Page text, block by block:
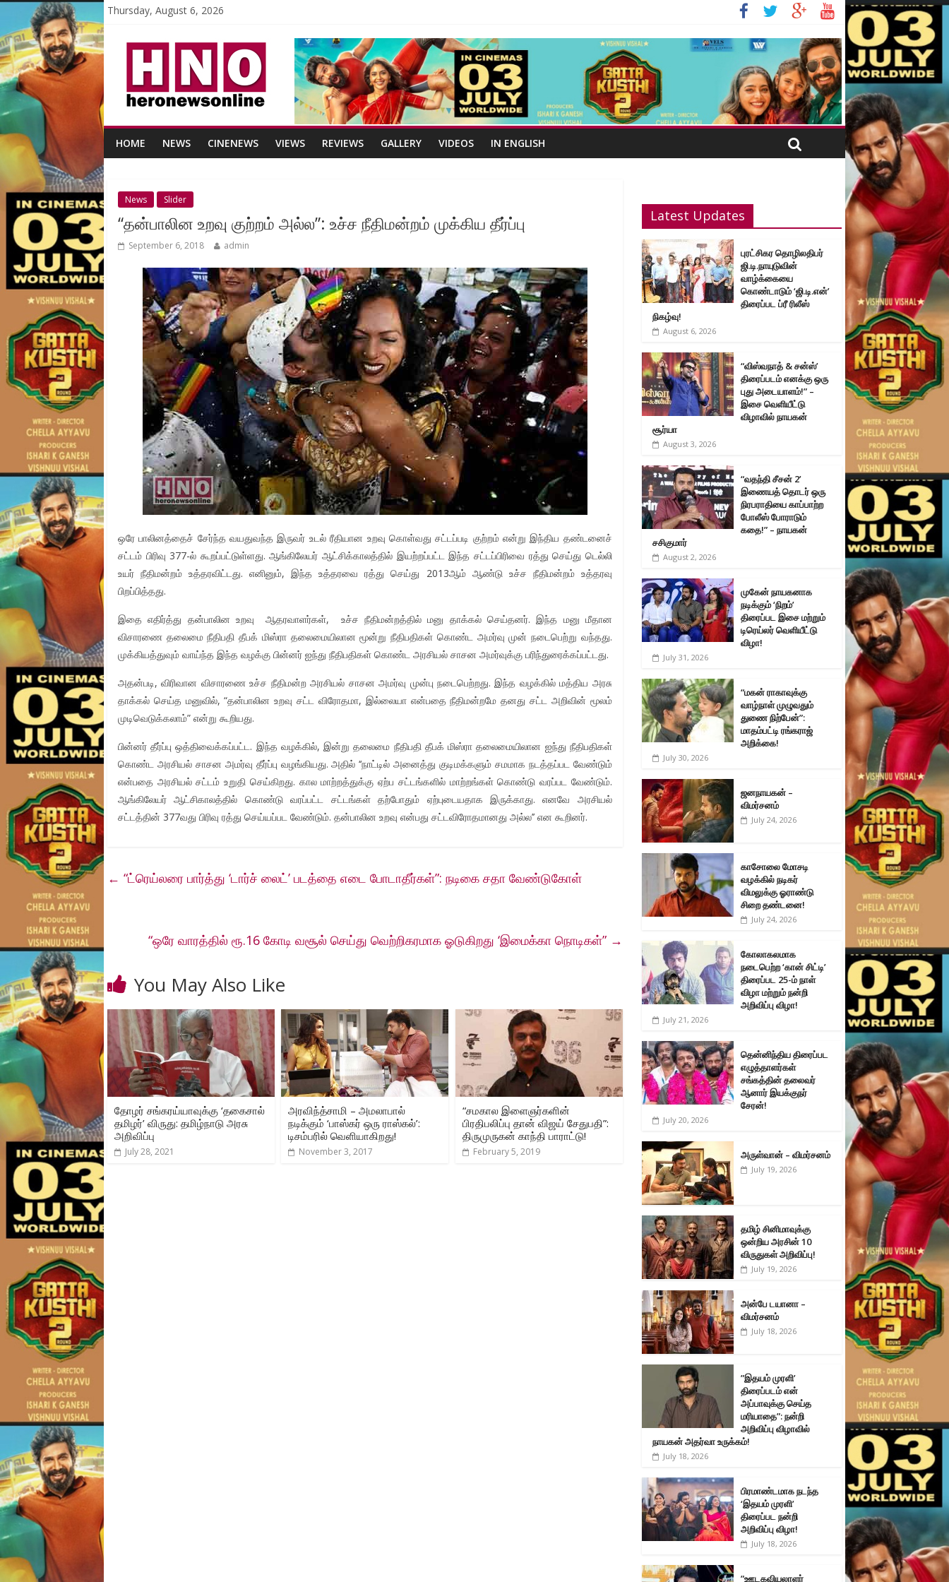
Thursday, August 6, 2026
HOME NEWS CINENEWS VIEWS REVIEWS GALLERY VIDEOS IN ENGLISH
News Slider
“தன்பாலின உறவு குற்றம் அல்ல”: உச்ச நீதிமன்றம் முக்கிய தீர்ப்பு
September 6, 2018 admin
ஒரே பாலினத்தைச் சேர்ந்த வயதுவந்த இருவர் உடல் ரீதியான உறவு கொள்வது சட்டப்படி குற்றம் என்று இந்திய தண்டனைச்
சட்டம் பிரிவு 377-ல் கூறப்பட்டுள்ளது. ஆங்கிலேயர் ஆட்சிக்காலத்தில் இயற்றப்பட்ட இந்த சட்டப்பிரிவை ரத்து செய்து டெல்லி
உயர் நீதிமன்றம் உத்தரவிட்டது. எனினும், இந்த உத்தரவை ரத்து செய்து 2013ஆம் ஆண்டு உச்ச நீதிமன்றம் உத்தரவு
பிறப்பித்தது.
இதை எதிர்த்து தன்பாலின உறவு ஆதரவாளர்கள், உச்ச நீதிமன்றத்தில் மனு தாக்கல் செய்தனர். இந்த மனு மீதான
விசாரணை தலைமை நீதிபதி தீபக் மிஸ்ரா தலைமையிலான மூன்று நீதிபதிகள் கொண்ட அமர்வு முன் நடைபெற்று வந்தது.
முக்கியத்துவும் வாய்ந்த இந்த வழக்கு பின்னர் ஐந்து நீதிபதிகள் கொண்ட அரசியல் சாசன அமர்வுக்கு பரிந்துரைக்கப்பட்டது.
அதன்படி, விரிவான விசாரணை உச்ச நீதிமன்ற அரசியல் சாசன அமர்வு முன்பு நடைபெற்றது. இந்த வழக்கில் மத்திய அரசு
தாக்கல் செய்த மனுவில், “தன்பாலின உறவு சட்ட விரோதமா, இல்லையா என்பதை நீதிமன்றமே தனது சட்ட அறிவின் மூலம்
முடிவெடுக்கலாம்” என்று கூறியது.
பின்னர் தீர்ப்பு ஒத்திவைக்கப்பட்ட. இந்த வழக்கில், இன்று தலைமை நீதிபதி தீபக் மிஸ்ரா தலைமையிலான ஐந்து நீதிபதிகள்
கொண்ட அரசியல் சாசன அமர்வு தீர்ப்பு வழங்கியது. அதில் ‘‘நாட்டில் அனைத்து குடிமக்களும் சமமாக நடத்தப்பட வேண்டும்
என்பதை அரசியல் சட்டம் உறுதி செய்கிறது. கால மாற்றத்துக்கு ஏற்ப சட்டங்களில் மாற்றங்கள் கொண்டு வரப்பட வேண்டும்.
ஆங்கிலேயர் ஆட்சிகாலத்தில் கொண்டு வரப்பட்ட சட்டங்கள் தற்போதும் ஏற்புடையதாக இருக்காது. எனவே அரசியல்
சட்டத்தின் 377வது பிரிவு ரத்து செய்யப்பட வேண்டும். தன்பாலின உறவு என்பது சட்டவிரோதமானது அல்ல’’ என கூறினர்.
← “ட்ரெய்லரை பார்த்து ‘டார்ச் லைட்’ படத்தை எடை போடாதீர்கள்”: நடிகை சதா வேண்டுகோள்
“ஒரே வாரத்தில் ரூ.16 கோடி வசூல் செய்து வெற்றிகரமாக ஓடுகிறது ‘இமைக்கா நொடிகள்” →
You May Also Like
தோழர் சங்கரய்யாவுக்கு ‘தகைசால்
தமிழர்’ விருது: தமிழ்நாடு அரசு
அறிவிப்பு
July 28, 2021
அரவிந்த்சாமி – அமலாபால்
நடிக்கும் ‘பாஸ்கர் ஒரு ராஸ்கல்’:
டிசம்பரில் வெளியாகிறது!
November 3, 2017
“சமகால இளைஞர்களின்
பிரதிபலிப்பு தான் விஜய் சேதுபதி”:
திருமுருகன் காந்தி பாராட்டு!
February 5, 2019
Latest Updates
புரட்சிகர தொழிலதிபர்
ஜி.டி.நாயுடுவின்
வாழ்க்கையை
கொண்டாடும் ‘ஜி.டி.என்’
திரைப்பட ப்ரீ ரிலீஸ்
நிகழ்வு!
August 6, 2026
“விஸ்வநாத் & சன்ஸ்’
திரைப்படம் எனக்கு ஒரு
புது அடையாளம்!” –
இசை வெளியீட்டு
விழாவில் நாயகன்
சூர்யா
August 3, 2026
“வதந்தி சீசன் 2’
இணையத் தொடர் ஒரு
நிரபராதியை காப்பாற்ற
போலீஸ் போராடும்
கதை!” – நாயகன்
சசிகுமார்
August 2, 2026
முகேன் நாயகனாக
நடிக்கும் ‘நிறம்’
திரைப்பட இசை மற்றும்
டிரெய்லர் வெளியீட்டு
விழா!
July 31, 2026
“மகன் ராகாவுக்கு
வாழ்நாள் முழுவதும்
துணை நிற்பேன்”:
மாதம்பட்டி ரங்கராஜ்
அறிக்கை!
July 30, 2026
ஜனநாயகன் –
விமர்சனம்
July 24, 2026
காசோலை மோசடி
வழக்கில் நடிகர்
விமலுக்கு ஓராண்டு
சிறை தண்டனை!
July 24, 2026
கோலாகலமாக
நடைபெற்ற ‘கான் சிட்டி’
திரைப்பட 25-ம் நாள்
விழா மற்றும் நன்றி
அறிவிப்பு விழா!
July 21, 2026
தென்னிந்திய திரைப்பட
எழுத்தாளர்கள்
சங்கத்தின் தலைவர்
ஆனார் இயக்குநர்
சேரன்!
July 20, 2026
அருள்வான் – விமர்சனம்
July 19, 2026
தமிழ் சினிமாவுக்கு
ஒன்றிய அரசின் 10
விருதுகள் அறிவிப்பு!
July 19, 2026
அன்பே டயானா –
விமர்சனம்
July 18, 2026
”இதயம் முரளி’
திரைப்படம் என்
அப்பாவுக்கு செய்த
மரியாதை”: நன்றி
அறிவிப்பு விழாவில்
நாயகன் அதர்வா உருக்கம்!
July 18, 2026
பிரமாண்டமாக நடந்த
‘இதயம் முரளி’
திரைப்பட நன்றி
அறிவிப்பு விழா!
July 18, 2026
”ஊடகவியலாளர்